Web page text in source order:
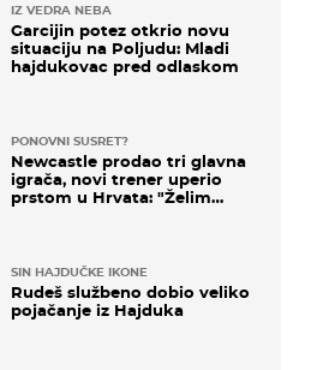
IZ VEDRA NEBA
Garcijin potez otkrio novu
situaciju na Poljudu: Mladi
hajdukovac pred odlaskom
PONOVNI SUSRET?
Newcastle prodao tri glavna
igrača, novi trener uperio
prstom u Hrvata: "Želim
SIN HAJDUČKE IKONE
Rudeš službeno dobio veliko
pojačanje iz Hajduka